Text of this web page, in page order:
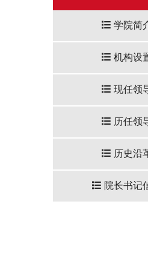
学院简
机构设
现任领
历任领
历史沿
院长书记